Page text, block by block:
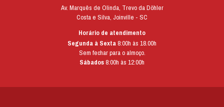
Av. Marquês de Olinda, Trevo da Döhler
Costa e Silva, Joinville - SC
Horário de atendimento
Segunda à Sexta8:00h às 18.00h
Sem fechar para o almoço.
Sábados8:00h às 12:00h